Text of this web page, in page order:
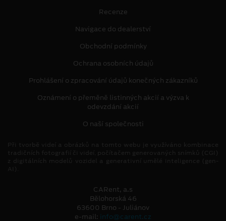
Recenze
Navigace do dealerství
Obchodní podmínky
Ochrana osobních údajů
Prohlášení o zpracování údajů konečných zákazníků
Oznámení o přeměně listinných akcií a výzva k
odevzdání akcií
O naší společnosti
CARent, a.s
Bělohorská 46
63600 Brno - Juliánov
e-mail: info@carent.cz